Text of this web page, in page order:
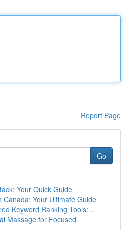
Report Page
Go
Your Quick Guide
Canada: Your Ultimate Guide
Keyword Ranking Tools:...
Massage for Focused